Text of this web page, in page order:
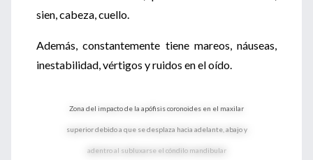
sien, cabeza, cuello.
Además, constantemente tiene mareos, náuseas,
inestabilidad, vértigos y ruidos en el oído.
Zona del impacto de la apófisis coronoides en el maxilar
superior debido a que se desplaza hacia adelante, abajo y
adentro al subluxarse el cóndilo mandibular